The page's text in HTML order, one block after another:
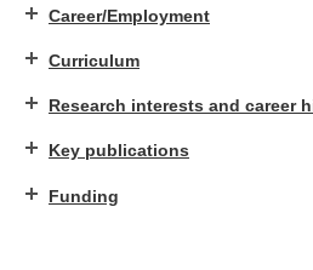
Career/Employment
Curriculum
Research interests and career
Key publications
Funding